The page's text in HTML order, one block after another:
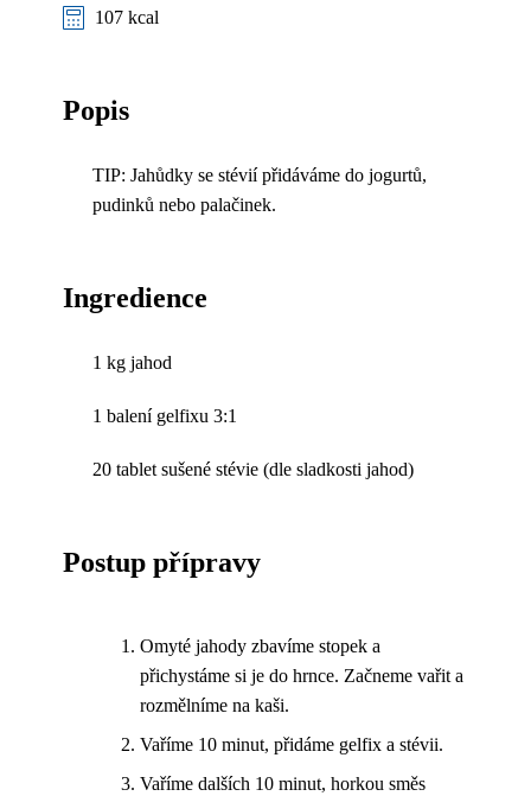
107 kcal
Popis
TIP: Jahůdky se stévií přidáváme do jogurtů,
pudinků nebo palačinek.
Ingredience
1 kg jahod
1 balení gelfixu 3:1
20 tablet sušené stévie (dle sladkosti jahod)
Postup přípravy
Omyté jahody zbavíme stopek a
přichystáme si je do hrnce. Začneme vařit a
rozmělníme na kaši.
Vaříme 10 minut, přidáme gelfix a stévii.
Vaříme dalších 10 minut, horkou směs